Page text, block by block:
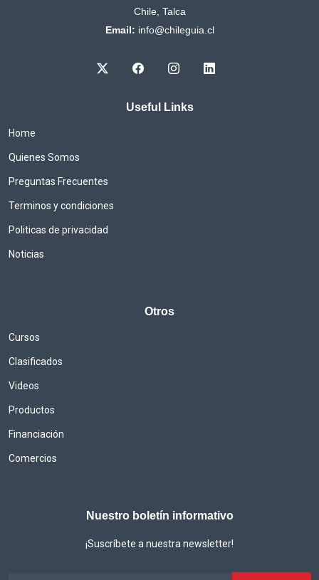
Chile, Talca
Email: info@chileguia.cl
Useful Links
Home
Quienes Somos
Preguntas Frecuentes
Terminos y condiciones
Politicas de privacidad
Noticias
Otros
Cursos
Clasificados
Videos
Productos
Financiación
Comercios
Nuestro boletín informativo
¡Suscríbete a nuestra newsletter!